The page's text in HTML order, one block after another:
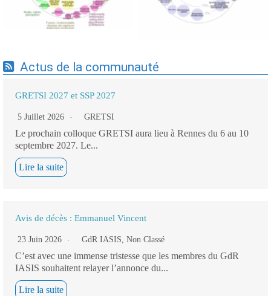
Actus de la communauté
GRETSI 2027 et SSP 2027
5 Juillet 2026 GRETSI
Le prochain colloque GRETSI aura lieu à Rennes du 6 au 10
septembre 2027. Le...
Lire la suite
Avis de décès : Emmanuel Vincent
23 Juin 2026 GdR IASIS, Non Classé
C’est avec une immense tristesse que les membres du GdR
IASIS souhaitent relayer l’annonce du...
Lire la suite